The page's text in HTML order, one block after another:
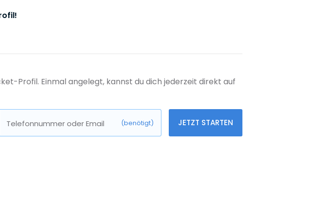
Profil. Einmal angelegt, kannst du dich jederzeit direkt auf
Telefonnummer oder Email (benötigt) JETZT STARTEN